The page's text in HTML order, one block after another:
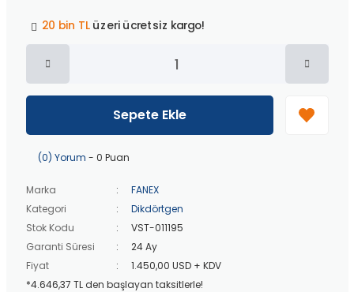
20 bin TLüzeri ücretsiz kargo!
40 bin TL
Peşin fiyatına
üzeri ücretsiz kargo!
üzeri ücretsiz kargo!
40 bin TLüzeri özel teklif!
Sepete Ekle
(0) Yorum - 0 Puan
Marka
FANEX
Kategori
Dikdörtgen
Stok Kodu
VST-011195
Garanti Süresi
24 Ay
Fiyat
1.450,00 USD + KDV
*4.646,37 TL den başlayan taksitlerle!